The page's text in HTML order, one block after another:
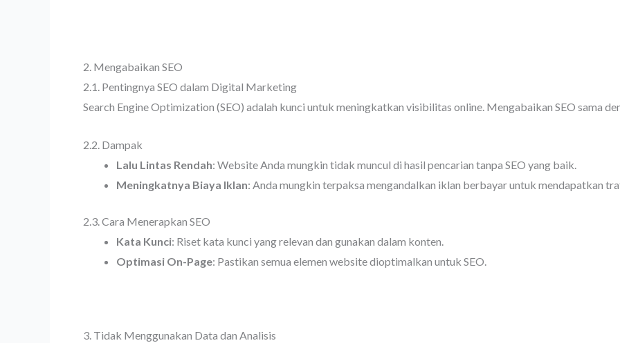
2. Mengabaikan SEO
2.1. Pentingnya SEO dalam Digital Marketing
Search Engine Optimization (SEO) adalah kunci untuk meningkatkan visibilitas online. Mengabaikan SEO sama
2.2. Dampak
Lalu Lintas Rendah: Website Anda mungkin tidak muncul di hasil pencarian tanpa SEO yang baik.
Meningkatnya Biaya Iklan: Anda mungkin terpaksa mengandalkan iklan berbayar untuk mendapatkan
2.3. Cara Menerapkan SEO
Kata Kunci: Riset kata kunci yang relevan dan gunakan dalam konten.
Optimasi On-Page: Pastikan semua elemen website dioptimalkan untuk SEO.
3. Tidak Menggunakan Data dan Analisis